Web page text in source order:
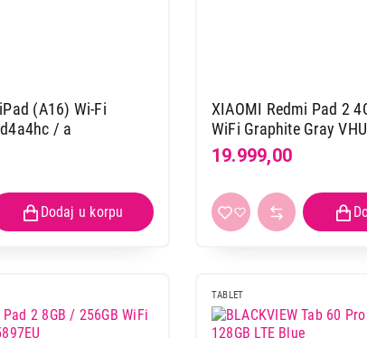
(A16) Wi-Fi
/ a
XIAOMI Redmi Pad 2
WiFi Graphite Gray
19.999,00
TABLET
XIAOMI Redmi Pad 2 8GB/